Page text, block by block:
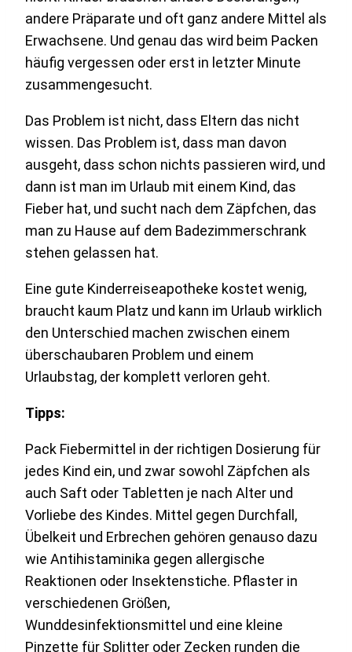
andere Präparate und oft ganz andere Mittel als
Erwachsene. Und genau das wird beim Packen
häufig vergessen oder erst in letzter Minute
zusammengesucht.
Das Problem ist nicht, dass Eltern das nicht
wissen. Das Problem ist, dass man davon
ausgeht, dass schon nichts passieren wird, und
dann ist man im Urlaub mit einem Kind, das
Fieber hat, und sucht nach dem Zäpfchen, das
man zu Hause auf dem Badezimmerschrank
stehen gelassen hat.
Eine gute Kinderreiseapotheke kostet wenig,
braucht kaum Platz und kann im Urlaub wirklich
den Unterschied machen zwischen einem
überschaubaren Problem und einem
Urlaubstag, der komplett verloren geht.
Tipps:
Pack Fiebermittel in der richtigen Dosierung für
jedes Kind ein, und zwar sowohl Zäpfchen als
auch Saft oder Tabletten je nach Alter und
Vorliebe des Kindes. Mittel gegen Durchfall,
Übelkeit und Erbrechen gehören genauso dazu
wie Antihistaminika gegen allergische
Reaktionen oder Insektenstiche. Pflaster in
verschiedenen Größen,
Wunddesinfektionsmittel und eine kleine
Pinzette für Splitter oder Zecken runden die